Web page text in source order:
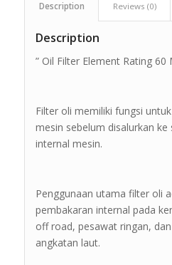
Description Reviews (0)
Description
” Oil Filter Element Rating 60
Filter oli memiliki fungsi
mesin sebelum disalurkan
internal mesin.
Penggunaan utama filter oli
pembakaran internal pada
off road, pesawat ringan,
angkatan laut.